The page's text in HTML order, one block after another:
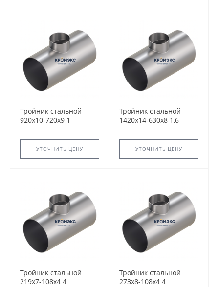
Тройник стальной
920x10-720х9 1
5.903-13 переходный
сварнойУТОЧНИТЬ ЦЕНУ
Тройник стальной
1420x14-630х8 1,6
5.903-13 переходный
сварнойУТОЧНИТЬ ЦЕНУ
Тройник стальной
219x7-108х4 4
Тройник стальной
273x8-108х4 4